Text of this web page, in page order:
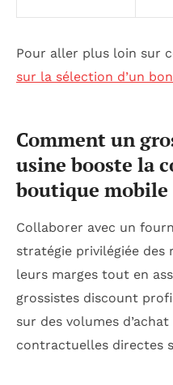
Pour aller plus loin sur
sur la sélection d’un
Comment un
usine booste la
boutique mobile
Collaborer avec un
stratégie privilégiée des
leurs marges tout en
grossistes discount
sur des volumes
contractuelles directes